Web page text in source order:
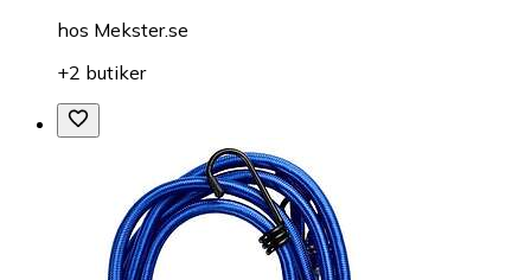
hos Mekster.se
+2 butiker